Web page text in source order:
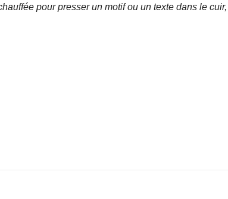
pour presser un motif ou un texte dans le